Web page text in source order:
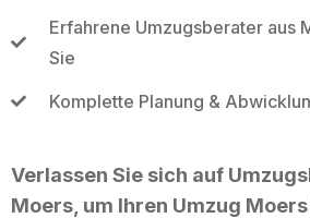
Erfahrene Umzugsberater aus
Sie
Komplette Planung &
Verlassen Sie sich auf
Moers, um Ihren Umzug